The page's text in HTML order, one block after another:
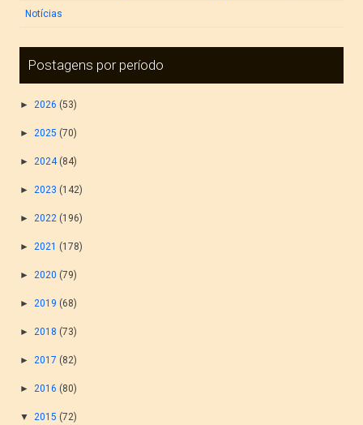
Notícias
Postagens por período
► 2026 (53)
► 2025 (70)
► 2024 (84)
► 2023 (142)
► 2022 (196)
► 2021 (178)
► 2020 (79)
► 2019 (68)
► 2018 (73)
► 2017 (82)
► 2016 (80)
▼ 2015 (72)